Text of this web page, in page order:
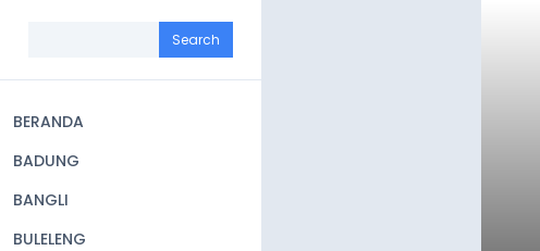
navigation
BERANDA
BADUNG
BANGLI
BULELENG